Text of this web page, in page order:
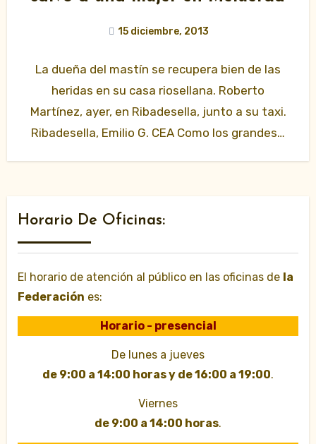
15 diciembre, 2013
La dueña del mastín se recupera bien de las
heridas en su casa riosellana. Roberto
Martínez, ayer, en Ribadesella, junto a su taxi.
Ribadesella, Emilio G. CEA Como los grandes…
Horario De Oficinas:
El horario de atención al público en las oficinas de la
Federación es:
Horario - presencial
De lunes a jueves
de 9:00 a 14:00 horas y de 16:00 a 19:00.
Viernes
de 9:00 a 14:00 horas.